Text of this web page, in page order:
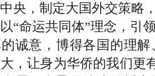
央，制定大国外交策略
“命运共同体”理念，引
诚意，博得各国的理
，让身为华侨的我们更